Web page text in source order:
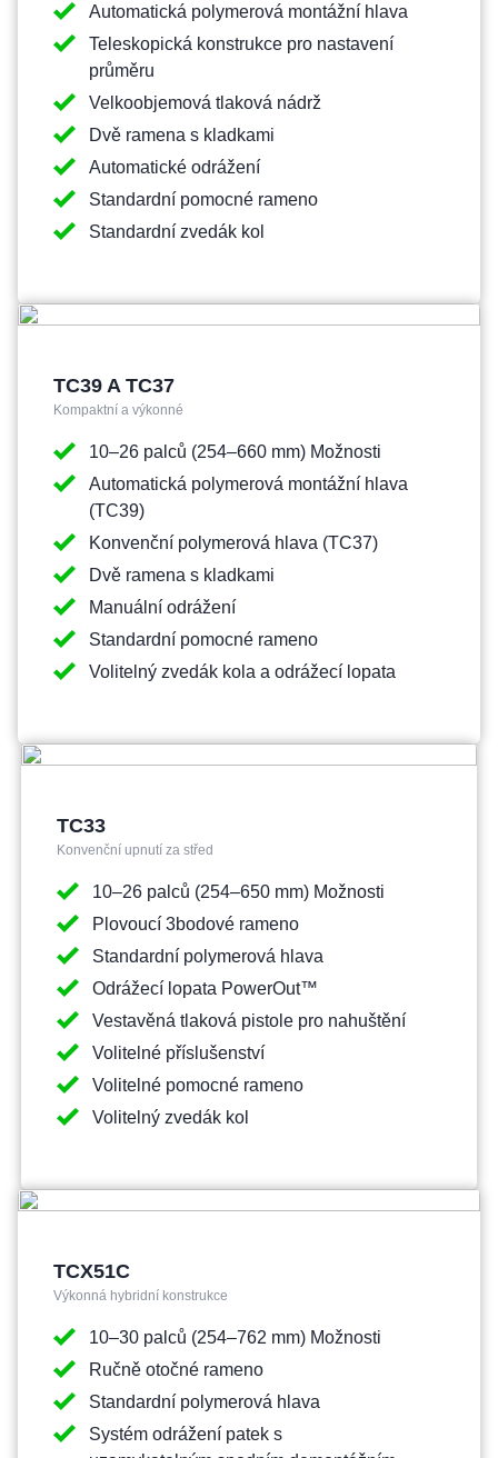
Automatická polymerová montážní hlava
Teleskopická konstrukce pro nastavení
průměru
Velkoobjemová tlaková nádrž
Dvě ramena s kladkami
Automatické odrážení
Standardní pomocné rameno
Standardní zvedák kol
TC39 A TC37
Kompaktní a výkonné
10–26 palců (254–660 mm) Možnosti
Automatická polymerová montážní hlava
(TC39)
Konvenční polymerová hlava (TC37)
Dvě ramena s kladkami
Manuální odrážení
Standardní pomocné rameno
Volitelný zvedák kola a odrážecí lopata
TC33
Konvenční upnutí za střed
10–26 palců (254–650 mm) Možnosti
Plovoucí 3bodové rameno
Standardní polymerová hlava
Odrážecí lopata PowerOut™
Vestavěná tlaková pistole pro nahuštění
Volitelné příslušenství
Volitelné pomocné rameno
Volitelný zvedák kol
TCX51C
Výkonná hybridní konstrukce
10–30 palců (254–762 mm) Možnosti
Ručně otočné rameno
Standardní polymerová hlava
Systém odrážení patek s